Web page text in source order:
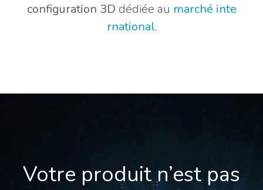
configuration 3D dédiée au marché inte​
rnational.
Votre produit n’est pas